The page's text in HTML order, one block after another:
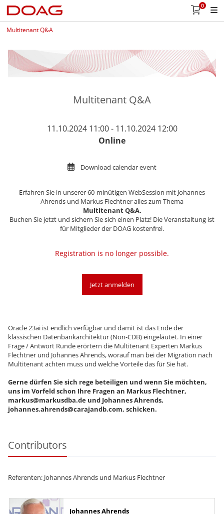
0
Multitenant Q&A
Multitenant Q&A
11.10.2024 11:00 - 11.10.2024 12:00
Online
Download calendar event
Erfahren Sie in unserer 60-minütigen WebSession mit Johannes
Ahrends und Markus Flechtner alles zum Thema
Multitenant Q&A.
Buchen Sie jetzt und sichern Sie sich einen Platz! Die Veranstaltung ist
für Mitglieder der DOAG kostenfrei.
Registration is no longer possible.
Jetzt anmelden
Oracle 23ai ist endlich verfügbar und damit ist das Ende der
klassischen Datenbankarchitektur (Non-CDB) eingeläutet. In einer
Frage / Antwort Runde erörtern die Multitenant Experten Markus
Flechtner und Johannes Ahrends, worauf man bei der Migration nach
Multitenant achten muss und welche Vorteile das für Sie hat.
Gerne dürfen Sie sich rege beteiligen und wenn Sie möchten,
uns im Vorfeld schon Ihre Fragen an Markus Flechtner,
markus@markusdba.de und Johannes Ahrends,
johannes.ahrends@carajandb.com, schicken.
Contributors
Referenten: Johannes Ahrends und Markus Flechtner
Johannes Ahrends